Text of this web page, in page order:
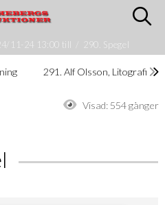
11-24 13:00 till 290. Spegel
291. Alf Olsson, Litografi
Visad: 554 gånger